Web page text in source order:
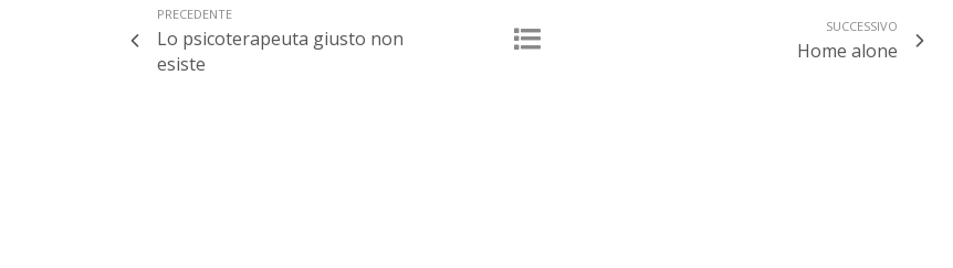
PRECEDENTE
Lo psicoterapeuta giusto non
esiste
SUCCESSIVO
Home alone